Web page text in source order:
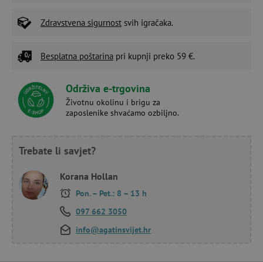
Zdravstvena sigurnost svih igračaka.
Besplatna poštarina pri kupnji preko 59 €.
Održiva e-trgovina
Životnu okolinu i brigu za
zaposlenike shvaćamo ozbiljno.
Trebate li savjet?
Korana Hollan
Pon. – Pet.: 8 – 13 h
097 662 3050
info@agatinsvijet.hr